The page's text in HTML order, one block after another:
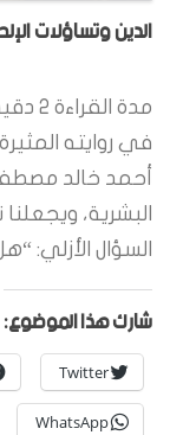
الدين وتساؤلات
مدة القراءة 2
في روايته
أحمد خالد
البشرية،
السؤال الأزلي:
شارك هذا الموضوع:
Twitter
WhatsApp